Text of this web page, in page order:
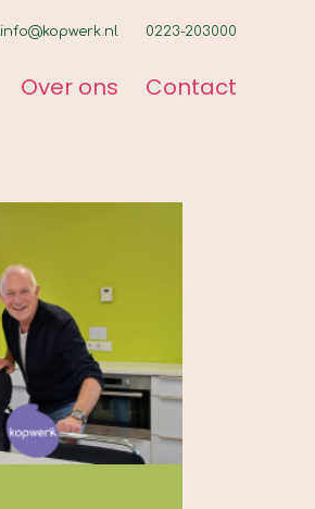
info@kopwerk.nl 0223-203000
Over ons Contact